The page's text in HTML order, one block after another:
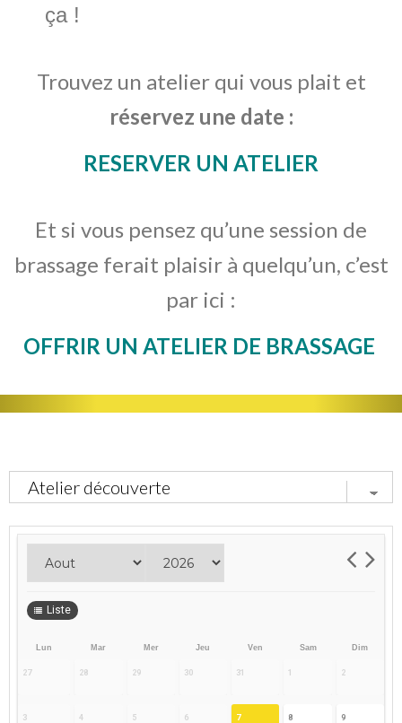
ça !
Trouvez un atelier qui vous plait et
réservez une date :
RESERVER UN ATELIER
Et si vous pensez qu’une session de
brassage ferait plaisir à quelqu’un, c’est
par ici :
OFFRIR UN ATELIER DE BRASSAGE
Liste
Lun Mar Mer Jeu Ven Sam Dim
27 28 29 30 31 1 2
3 4 5 6 7 8 9